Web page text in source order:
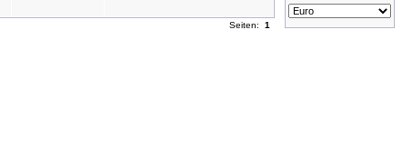
Seiten: 1